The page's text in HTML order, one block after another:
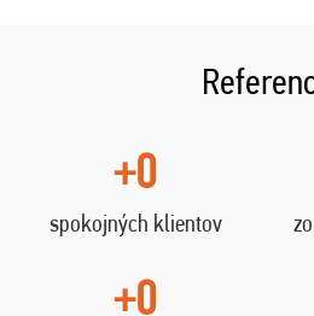
+0
spokojných klientov
+0